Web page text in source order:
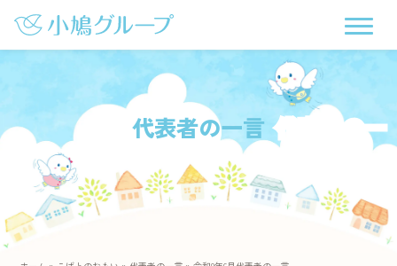
代表者の一言